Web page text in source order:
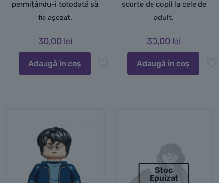
permițându-i totodată să
fie așezat.
30,00 lei
Adaugă în coș
scurte de copil la cele de
adult.
30,00 lei
Adaugă în coș
Stoc
Epuizat